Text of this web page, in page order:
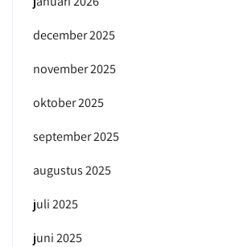
december 2025
november 2025
oktober 2025
september 2025
augustus 2025
juli 2025
juni 2025